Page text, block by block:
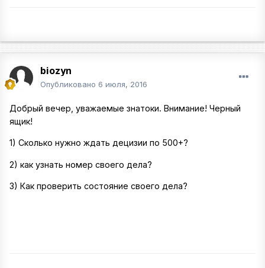
biozyn
Опубликовано 6 июля, 2016
Добрый вечер, уважаемые знатоки. Внимание! Черный
ящик!
1) Сколько нужно ждать децизии по 500+?
2) как узнать номер своего дела?
3) Как проверить состояние своего дела?